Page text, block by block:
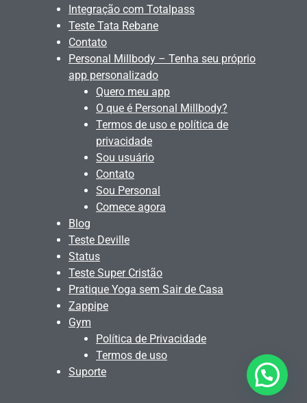
Integração com Totalpass
Teste Tata Rebane
Contato
Personal Millbody – Tenha seu próprio
app personalizado
Quero meu app
O que é Personal Millbody?
Termos de uso e política de
privacidade
Sou usuário
Contato
Sou Personal
Comece agora
Blog
Teste Deville
Status
Teste Super Cristão
Pratique Yoga sem Sair de Casa
Zappipe
Gym
Política de Privacidade
Termos de uso
Suporte